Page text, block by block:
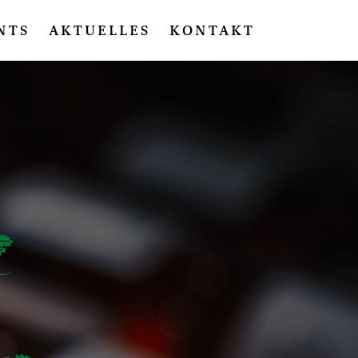
AKTUELLES KONTAKT